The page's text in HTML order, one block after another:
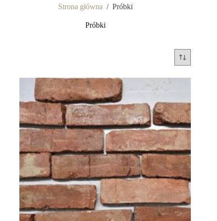
Strona główna / Próbki
Próbki